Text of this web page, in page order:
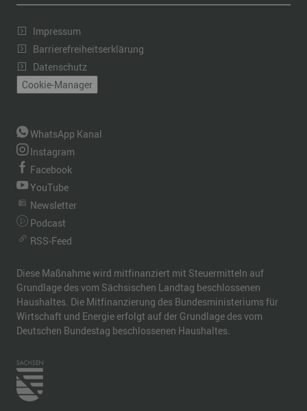
Impressum
Barrierefreiheitserklärung
Datenschutz
Cookie-Manager
WhatsApp Kanal
Instagram
Facebook
YouTube
Newsletter
Podcast
RSS-Feed
Diese Maßnahme wird mitfinanziert mit Steuermitteln auf
Grundlage des vom Sächsischen Landtag beschlossenen
Haushaltes. Die Mitfinanzierung des Bundesministeriums für
Wirtschaft und Energie erfolgt auf der Grundlage des vom
Deutschen Bundestag beschlossenen Haushaltes.